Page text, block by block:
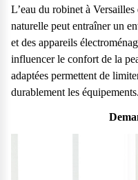
L’eau du robinet à
naturelle peut entraîner un
et des appareils
influencer le confort de la
adaptées permettent de
durablement les équipements.